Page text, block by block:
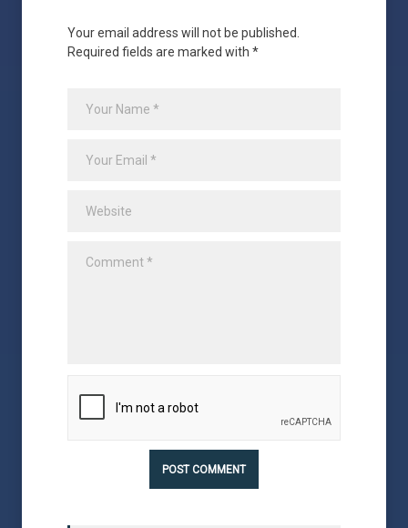
Your email address will not be published.
Required fields are marked with *